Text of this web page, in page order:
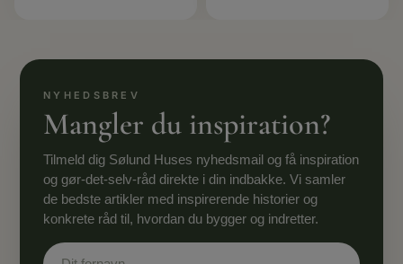
Mangler du inspiration?
Tilmeld dig Sølund Huses nyhedsmail og få inspiration
og gør-det-selv-råd direkte i din indbakke. Vi samler
de bedste artikler med inspirerende historier og
konkrete råd til, hvordan du bygger og indretter.